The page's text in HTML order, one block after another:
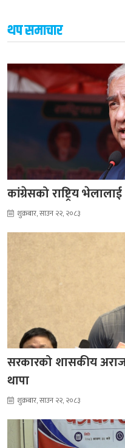
थप समाचार
कांग्रेसको राष्ट्रिय
शुक्रबार, साउन २२, २०८३
सरकारको शासकीय
थापा
शुक्रबार, साउन २२, २०८३